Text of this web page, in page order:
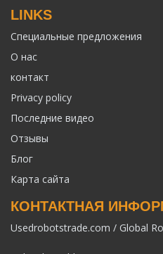
LINKS
Специальные предложения
О нас
контакт
Privacy policy
Последние видео
Отзывы
Блог
Карта сайта
КОНТАКТНАЯ
Usedrobotstrade.com / Global